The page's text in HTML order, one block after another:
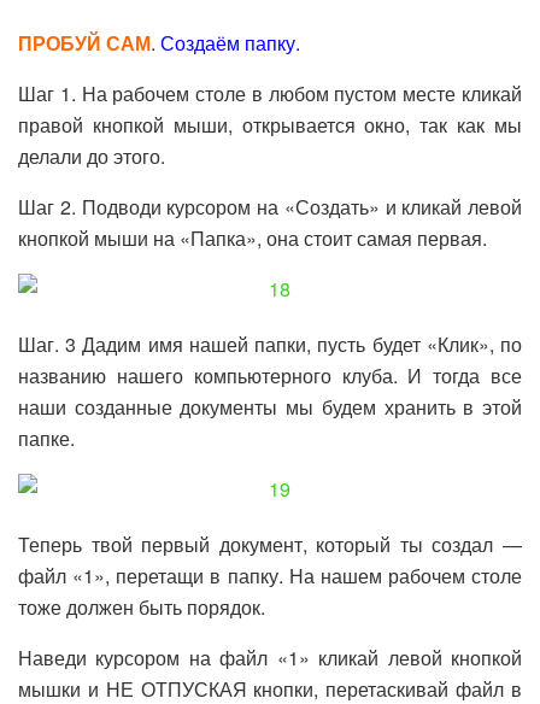
ПРОБУЙ САМ. Создаём папку.
Шаг 1. На рабочем столе в любом пустом месте кликай
правой кнопкой мыши, открывается окно, так как мы
делали до этого.
Шаг 2. Подводи курсором на «Создать» и кликай левой
кнопкой мыши на «Папка», она стоит самая первая.
Шаг. 3 Дадим имя нашей папки, пусть будет «Клик», по
названию нашего компьютерного клуба. И тогда все
наши созданные документы мы будем хранить в этой
папке.
Теперь твой первый документ, который ты создал —
файл «1», перетащи в папку. На нашем рабочем столе
тоже должен быть порядок.
Наведи курсором на файл «1» кликай левой кнопкой
мышки и НЕ ОТПУСКАЯ кнопки, перетаскивай файл в